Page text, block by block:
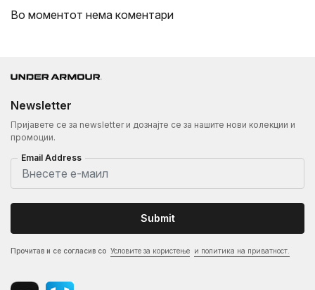
Во моментот нема коментари
Newsletter
Пријавете се за newsletter и дознајте се за нашите нови колекции и
промоции.
Email Address
Submit
Прочитав и се согласив со Условите за користење и политика на приватност.